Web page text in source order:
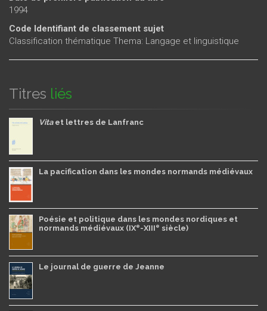
1994
Code Identifiant de classement sujet
Classification thématique Thema: Langage et linguistique
Titres liés
Vitaet lettres de Lanfranc
La pacification dans les mondes normands médiévaux
Poésie et politique dans les mondes nordiques et
normands médiévaux (IXe-XIIIe siècle)
Le journal de guerre de Jeanne